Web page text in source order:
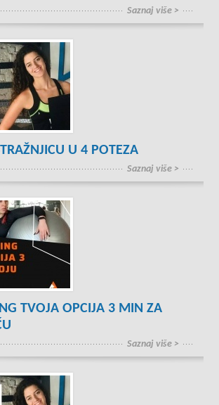
Saznaj više >
U 4 POTEZA
Saznaj više >
TVOJA OPCIJA 3 MIN ZA
Saznaj više >